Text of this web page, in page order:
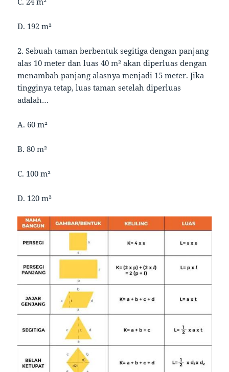
D. 192 m²
2. Sebuah taman berbentuk segitiga dengan panjang
alas 10 meter dan luas 40 m² akan diperluas dengan
menambah panjang alasnya menjadi 15 meter. Jika
tingginya tetap, luas taman setelah diperluas
adalah…
A. 60 m²
B. 80 m²
C. 100 m²
D. 120 m²